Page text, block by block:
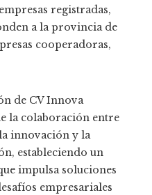
registradas,
a la provincia de
cooperadoras,
de CV Innova
la colaboración entre
innovación y la
estableciendo un
impulsa soluciones
empresariales